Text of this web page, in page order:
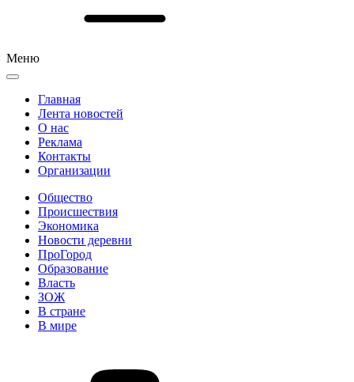
Меню
Главная
Лента новостей
О нас
Реклама
Контакты
Организации
Общество
Происшествия
Экономика
Новости деревни
ПроГород
Образование
Власть
ЗОЖ
В стране
В мире